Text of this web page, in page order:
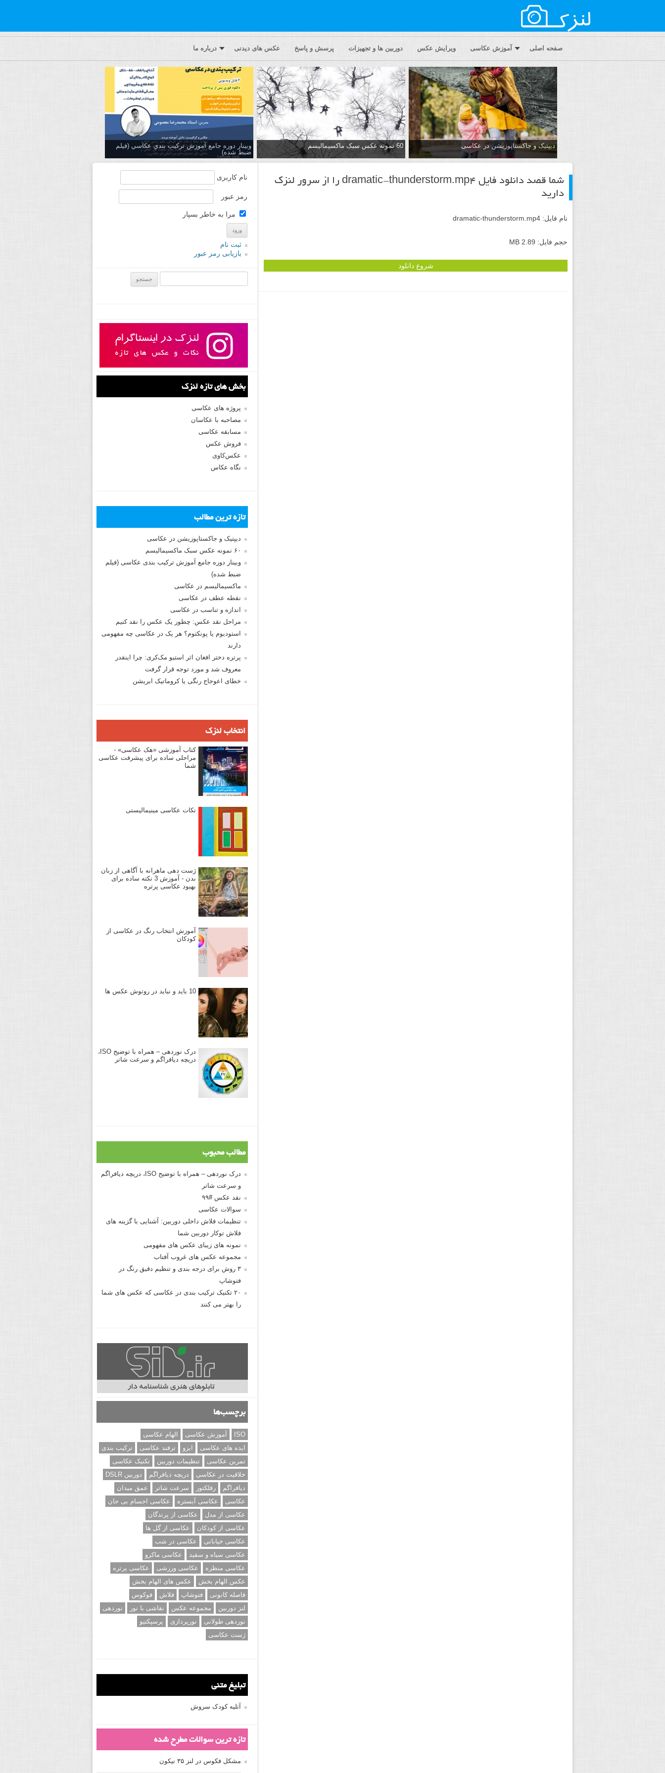
صفحه اصلی آموزش عکاسی ویرایش عکس دوربین ها و تجهیزات پرسش و پاسخ عکس های دیدنی درباره ما
دیپتیک و جاکستا‌پوزیشن در عکاسی 60 نمونه عکس سبک ماکسیمالیسم
وبینار دوره جامع آموزش تركيب بندي عكاسي (فیلم
ضبط شده)
شما قصد دانلود فایل dramatic-thunderstorm.mp4 را از سرور لنزک
دارید
نام فایل: dramatic-thunderstorm.mp4
حجم فایل: 2.89 MB
شروع دانلود
نام کاربری
رمز عبور
مرا به خاطر بسپار
ثبت نام
بازیابی رمز عبور
بخش های تازه لنزک
پروژه های عکاسی
مصاحبه با عکاسان
مسابقه عکاسی
فروش عکس
عکس‌کاوی
نگاه عکاس
تازه ترین مطالب
دیپتیک و جاکستا‌پوزیشن در عکاسی
۶۰ نمونه عکس سبک ماکسیمالیسم
وبینار دوره جامع آموزش ترکیب بندی عکاسی (فیلم
ضبط شده)
ماکسیمالیسم در عکاسی
نقطه عطف در عکاسی
اندازه و تناسب در عکاسی
مراحل نقد عکس: چطور یک عکس را نقد کنیم
استودیوم یا پونکتوم؟ هر یک در عکاسی چه مفهومی
دارند
پرتره دختر افغان اثر استیو مک‌کری: چرا اینقدر
معروف شد و مورد توجه قرار گرفت
خطای اعوجاج رنگی یا کروماتیک ابریشن
انتخاب لنزک
کتاب آموزشی «هک عکاسی» -
مراحلی ساده برای پیشرفت عکاسی
شما
نکات عکاسی مینیمالیستی
ژست دهی ماهرانه با آگاهی از زبان
بدن - آموزش 3 نکته ساده برای
بهبود عکاسی پرتره
آموزش انتخاب رنگ در عکاسی از
کودکان
10 باید و نباید در روتوش عکس ها
درک نوردهی – همراه با توضیح ISO،
دریچه دیافراگم و سرعت شاتر
مطالب محبوب
درک نوردهی – همراه با توضیح ISO، دریچه دیافراگم
و سرعت شاتر
نقد عکس #۹۹
سوالات عکاسی
تنظیمات فلاش داخلی دوربین: آشنایی با گزینه های
فلاش توکار دوربین شما
نمونه های زیبای عکس های مفهومی
مجموعه عکس های غروب آفتاب
۳ روش برای درجه بندی و تنظیم دقیق رنگ در
فتوشاپ
۲۰ تکنیک ترکیب بندی در عکاسی که عکس های شما
را بهتر می کنند
برچسب‌ها
ISO آموزش عکاسی
الهام عکاسی
ایده های عکاسی
ایزو ترفند عکاسی
ترکیب بندی
تمرین عکاسی
تنظیمات دوربین
تکنیک عکاسی
خلاقیت در عکاسی
دریچه دیافراگم
دوربین DSLR
دیافراگم
رفلکتور سرعت شاتر
عمق میدان
عکاسی
عکاسی آبستره
عکاسی اجسام بی جان
عکاسی از مدل
عکاسی از پرندگان
عکاسی از کودکان
عکاسی از گل ها
عکاسی خیابانی
عکاسی در شب
عکاسی سیاه و سفید
عکاسی ماکرو
عکاسی منظره
عکاسی ورزشی
عکاسی پرتره
عکس الهام بخش
عکس های الهام بخش
فاصله کانونی
فتوشاپ فلاش
فوکوس
لنز دوربین
مجموعه عکس نقاشی با نور
نوردهی
نوردهی طولانی
نورپردازی
پرسپکتیو
ژست عکاسی
تبلیغ متنی
آتلیه کودک سروش
تازه ترین سوالات مطرح شده
مشکل فکوس در لنز ۳۵ نیکون